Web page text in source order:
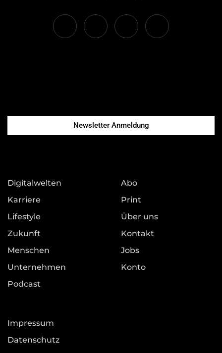
Newsletter Anmeldung
Digitalwelten
Karriere
Lifestyle
Zukunft
Menschen
Unternehmen
Podcast
Abo
Print
Über uns
Kontakt
Jobs
Konto
Impressum
Datenschutz